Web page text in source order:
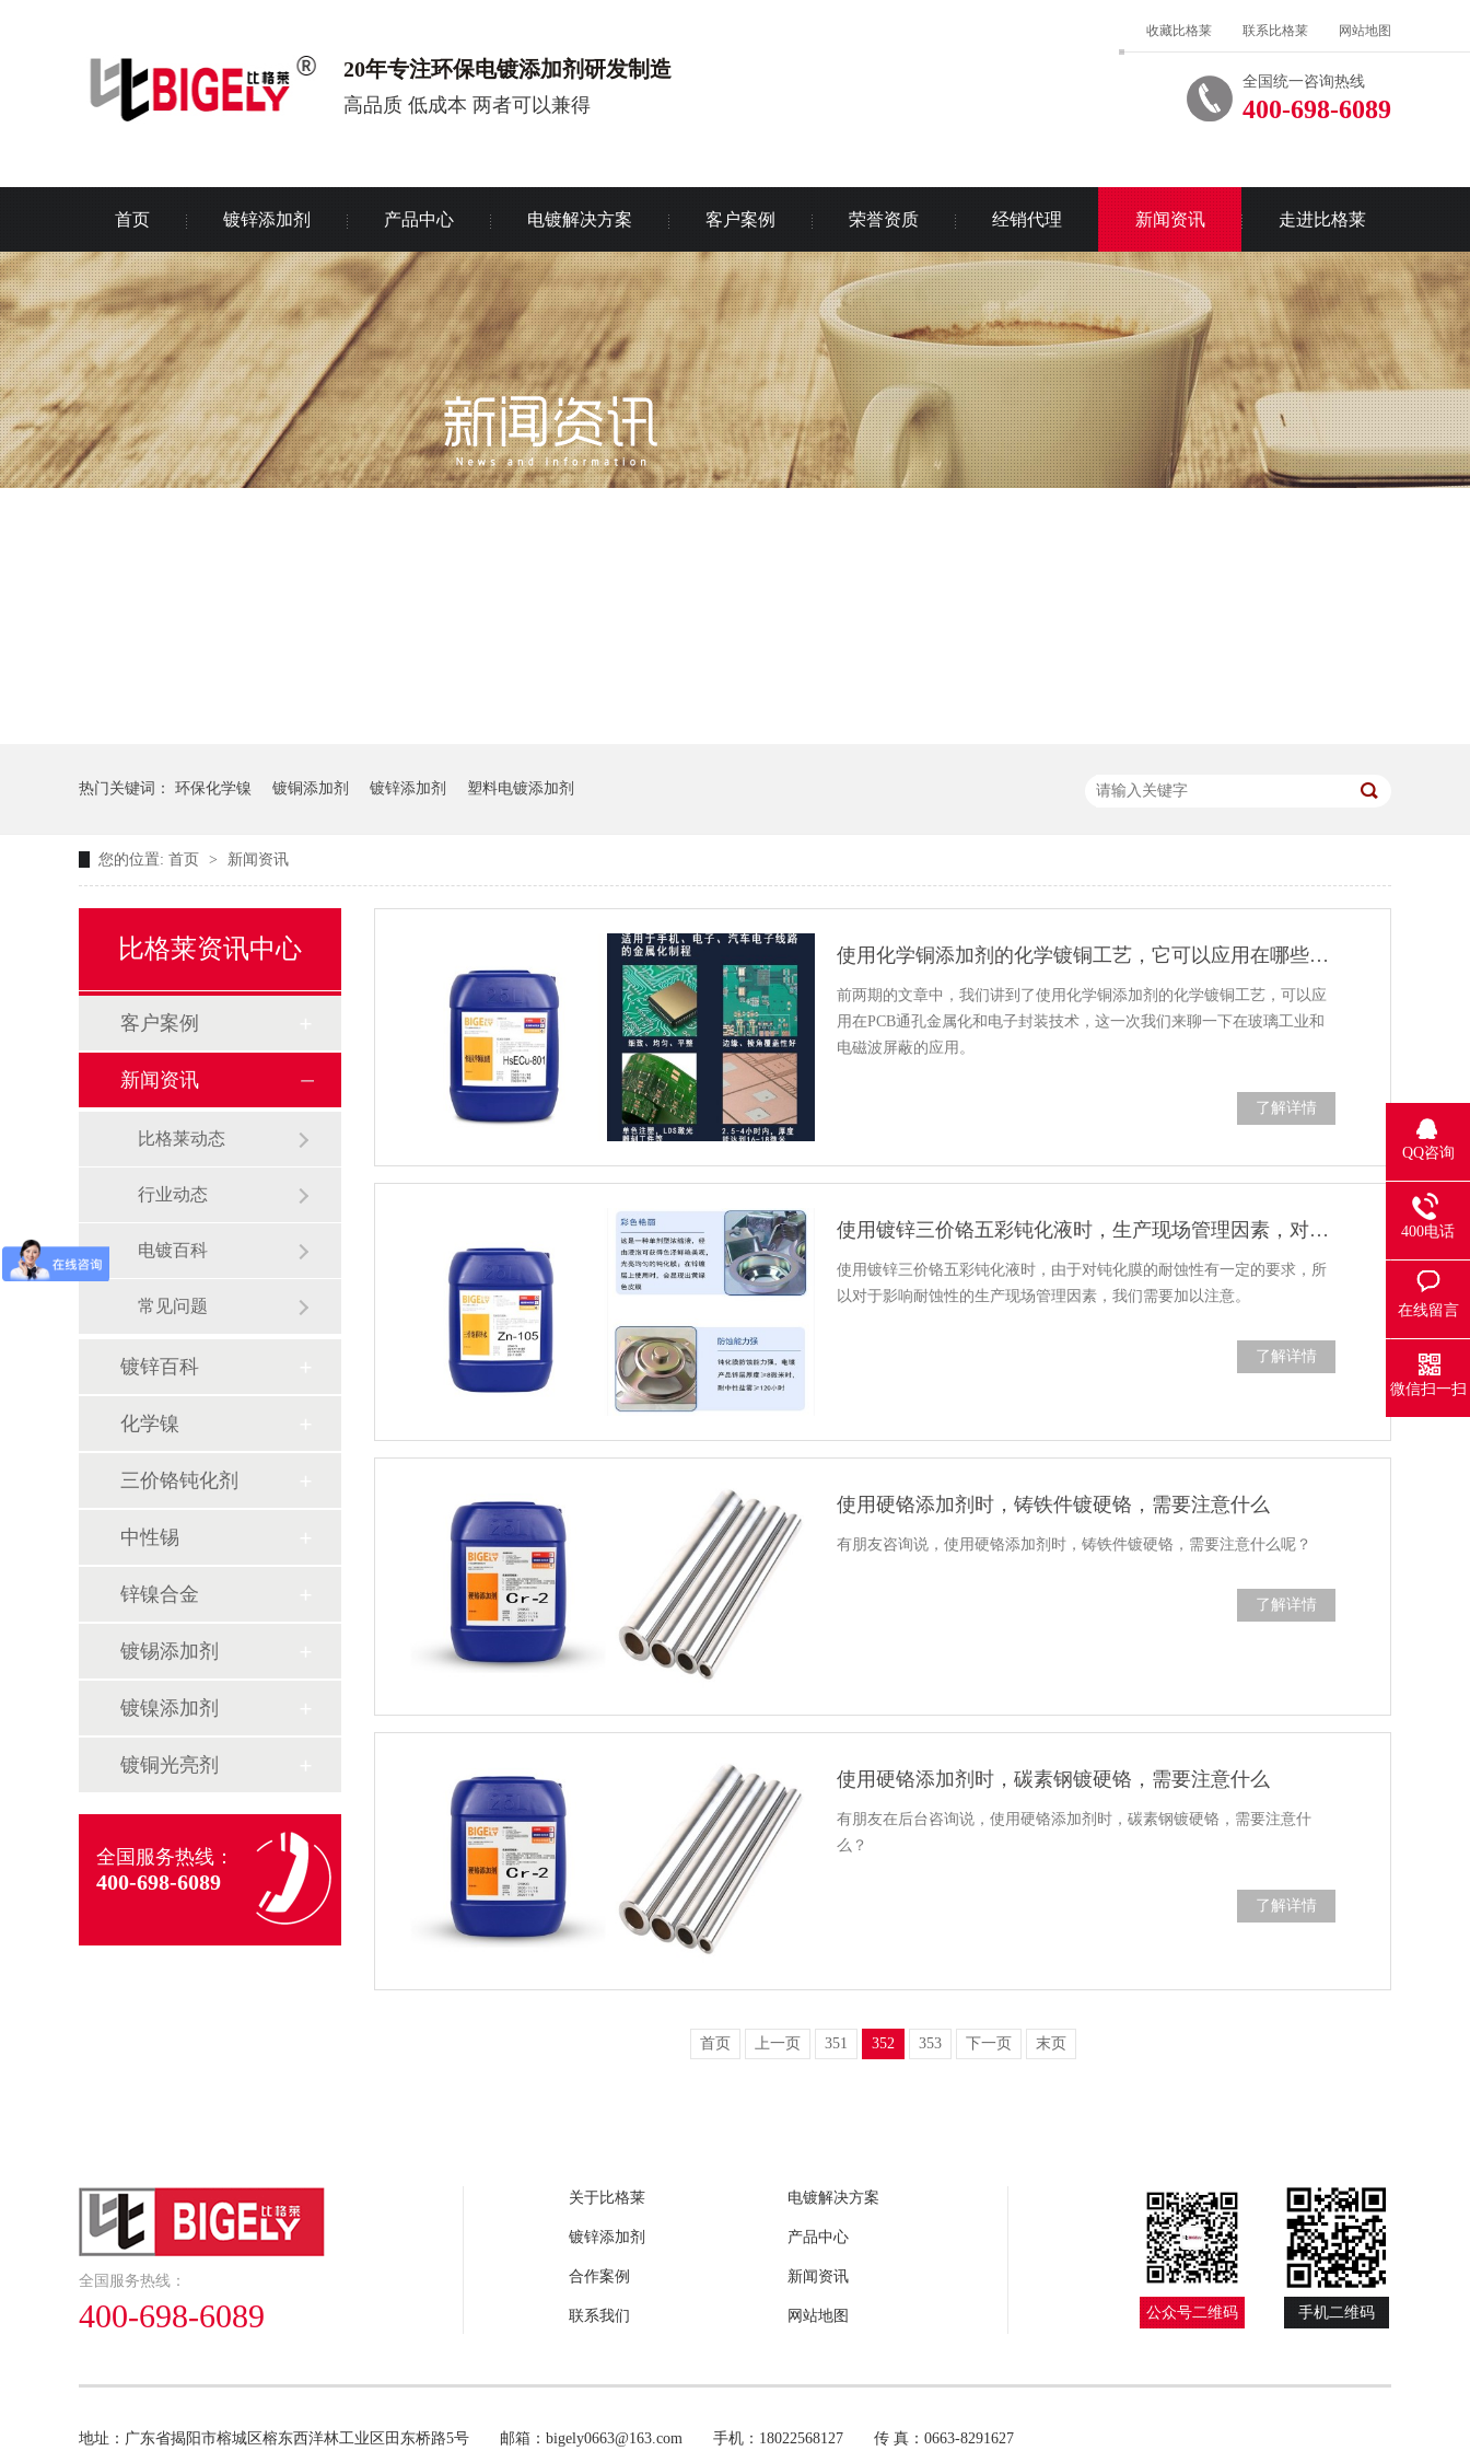
收藏比格莱 联系比格莱 网站地图
全国统一咨询热线
400-698-6089
20年专注环保电镀添加剂研发制造
高品质 低成本 两者可以兼得
首页 镀锌添加剂 产品中心 电镀解决方案 客户案例 荣誉资质 经销代理 新闻资讯 走进比格莱
热门关键词： 环保化学镍 镀铜添加剂 镀锌添加剂 塑料电镀添加剂
您的位置: 首页 > 新闻资讯
比格莱资讯中心
客户案例
新闻资讯
比格莱动态
行业动态
电镀百科
常见问题
镀锌百科
化学镍
三价铬钝化剂
中性锡
锌镍合金
镀锡添加剂
镀镍添加剂
镀铜光亮剂
全国服务热线：
400-698-6089
使用化学铜添加剂的化学镀铜工艺，它可以应用在哪些领域（三）
前两期的文章中，我们讲到了使用化学铜添加剂的化学镀铜工艺，可以应
用在PCB通孔金属化和电子封装技术，这一次我们来聊一下在玻璃工业和
电磁波屏蔽的应用。
了解详情
使用镀锌三价铬五彩钝化液时，生产现场管理因素，对膜层耐蚀性有什么影响？
使用镀锌三价铬五彩钝化液时，由于对钝化膜的耐蚀性有一定的要求，所
以对于影响耐蚀性的生产现场管理因素，我们需要加以注意。
了解详情
使用硬铬添加剂时，铸铁件镀硬铬，需要注意什么
有朋友咨询说，使用硬铬添加剂时，铸铁件镀硬铬，需要注意什么呢？
了解详情
使用硬铬添加剂时，碳素钢镀硬铬，需要注意什么
有朋友在后台咨询说，使用硬铬添加剂时，碳素钢镀硬铬，需要注意什
么？
了解详情
首页 上一页 351 352 353 下一页 末页
公众号二维码 手机二维码
全国服务热线：
400-698-6089
关于比格莱 电镀解决方案
镀锌添加剂 产品中心
合作案例 新闻资讯
联系我们 网站地图
地址：广东省揭阳市榕城区榕东西洋林工业区田东桥路5号 邮箱：bigely0663@163.com 手机：18022568127 传 真：0663-8291627
QQ咨询
400电话
在线留言
微信扫一扫